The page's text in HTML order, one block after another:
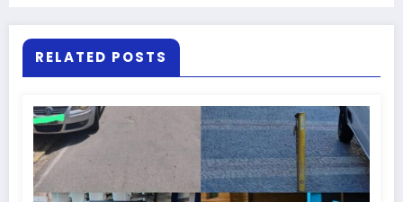
RELATED POSTS